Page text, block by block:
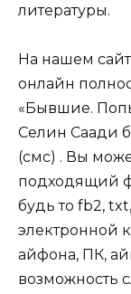
литературы.
На нашем
онлайн
«Бывшие.
Селин Саади
(смс) . Вы
подходящий
будь то fb2,
электронной
айфона, ПК,
возможность